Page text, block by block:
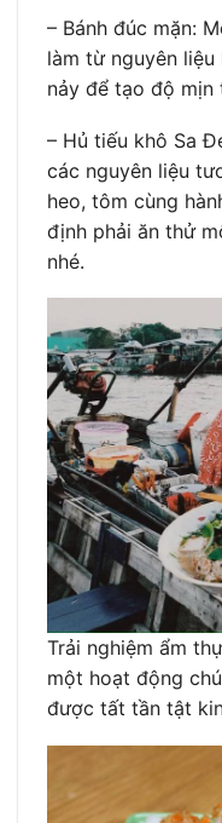
– Bánh đúc mặn:
làm từ nguyên
nảy để tạo độ mịn
– Hủ tiếu khô Sa
các nguyên liệu
heo, tôm cùng
định phải ăn thử
nhé.
Trải nghiệm ẩm
một hoạt động
được tất tần tật